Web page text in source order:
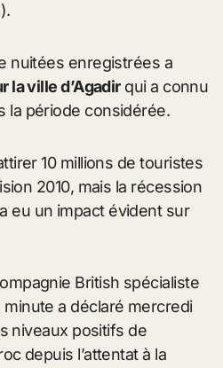
nuitées enregistrées a
la ville d’Agadirqui a connu
la période considérée.
10 millions de touristes
2010, mais la récession
eu un impact évident sur
British spécialiste
a déclaré mercredi
niveaux positifs de
depuis l’attentat à la